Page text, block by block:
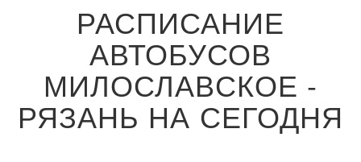
РАСПИСАНИЕ
АВТОБУСОВ
МИЛОСЛАВСКОЕ -
РЯЗАНЬ НА СЕГОДНЯ